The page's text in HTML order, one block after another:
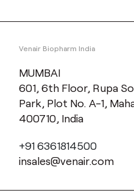
Venair Biopharm India
MUMBAI
601, 6th Floor, Rupa
Park, Plot No. A-1,
400710, India
+91 6361814500
insales@venair.com